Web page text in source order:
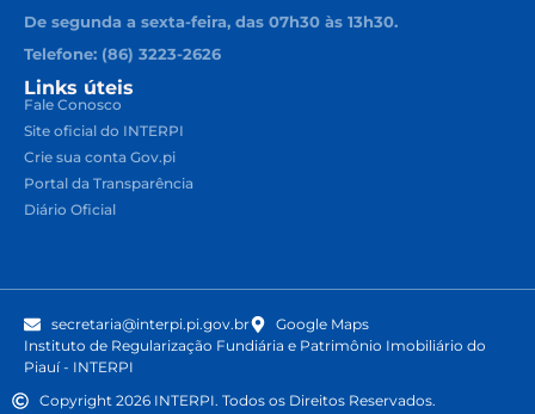
De segunda a sexta-feira, das 07h30 às 13h30.
Telefone: (86) 3223-2626
Links úteis
Fale Conosco
Site oficial do INTERPI
Crie sua conta Gov.pi
Portal da Transparência
Diário Oficial
secretaria@interpi.pi.gov.br
Google Maps
Instituto de Regularização Fundiária e Patrimônio Imobiliário do
Piauí - INTERPI
Copyright 2026 INTERPI. Todos os Direitos Reservados.